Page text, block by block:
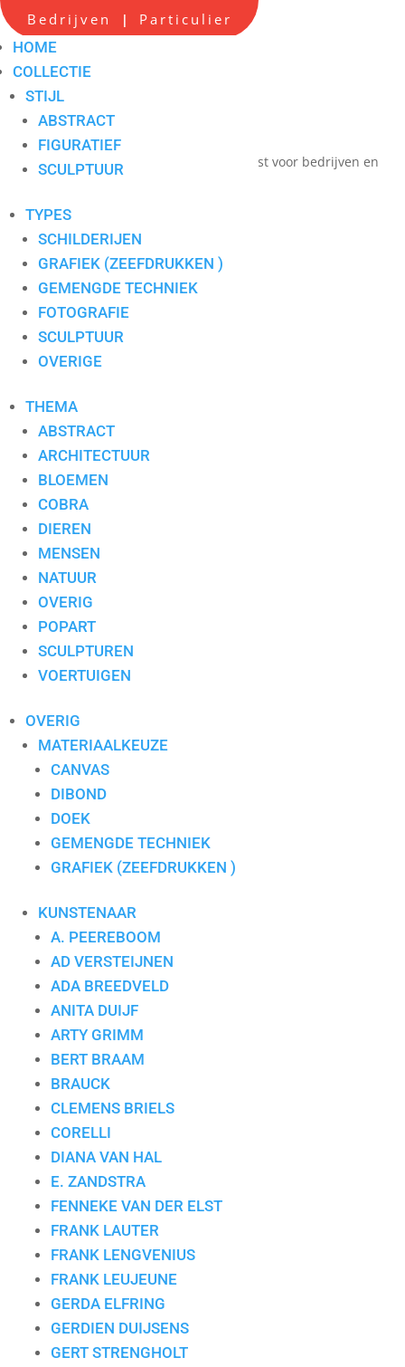
Bedrijven | Particulier
HOME
COLLECTIE
STIJL
ABSTRACT
FIGURATIEF
SCULPTUUR
TYPES
SCHILDERIJEN
GRAFIEK (ZEEFDRUKKEN )
GEMENGDE TECHNIEK
FOTOGRAFIE
SCULPTUUR
OVERIGE
THEMA
ABSTRACT
ARCHITECTUUR
BLOEMEN
COBRA
DIEREN
MENSEN
NATUUR
OVERIG
POPART
SCULPTUREN
VOERTUIGEN
OVERIG
MATERIAALKEUZE
CANVAS
DIBOND
DOEK
GEMENGDE TECHNIEK
GRAFIEK (ZEEFDRUKKEN )
KUNSTENAAR
A. PEEREBOOM
AD VERSTEIJNEN
ADA BREEDVELD
ANITA DUIJF
ARTY GRIMM
BERT BRAAM
BRAUCK
CLEMENS BRIELS
CORELLI
DIANA VAN HAL
E. ZANDSTRA
FENNEKE VAN DER ELST
FRANK LAUTER
FRANK LENGVENIUS
FRANK LEUJEUNE
GERDA ELFRING
GERDIEN DUIJSENS
GERT STRENGHOLT
Scherpe all-in prijzen
Hoge service op locatie
Maatwerk advies
Persoonlijk contact
één aanspreekpunt
Verkoop en verhuur van hedendaagse kunst voor bedrijven en
Geen categorie